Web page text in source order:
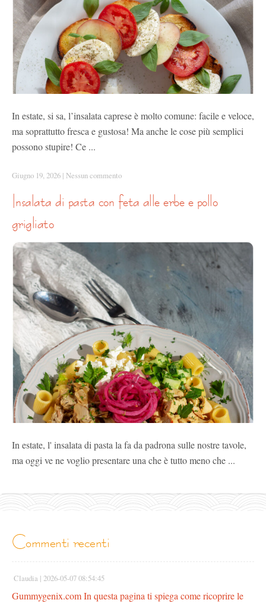
In estate, si sa, l’insalata caprese è molto comune: facile e veloce,
ma soprattutto fresca e gustosa! Ma anche le cose più semplici
possono stupire! Ce ...
Giugno 19, 2026 | Nessun commento
grigliato
In estate, l' insalata di pasta la fa da padrona sulle nostre tavole,
ma oggi ve ne voglio presentare una che è tutto meno che ...
commenti recenti
Claudia | 2026-05-07 08:54:45
Gummygenix.com In questa pagina ti spiega come ricoprire le